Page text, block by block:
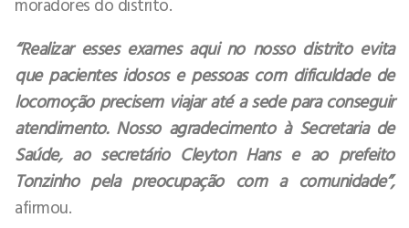
“Realizar esses exames aqui no nosso distrito evita
que pacientes idosos e pessoas com dificuldade de
locomoção precisem viajar até a sede para conseguir
atendimento. Nosso agradecimento à Secretaria de
Saúde, ao secretário Cleyton Hans e ao prefeito
Tonzinho pela preocupação com a comunidade”,
afirmou.